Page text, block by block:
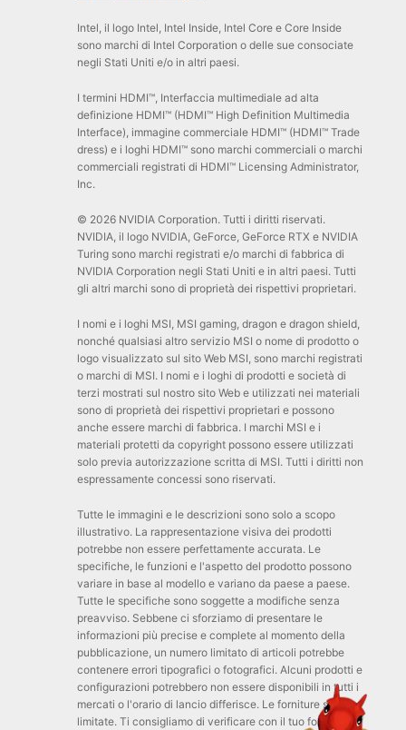
Intel, il logo Intel, Intel Inside, Intel Core e Core Inside
sono marchi di Intel Corporation o delle sue consociate
negli Stati Uniti e/o in altri paesi.
I termini HDMI™, Interfaccia multimediale ad alta
definizione HDMI™ (HDMI™ High Definition Multimedia
Interface), immagine commerciale HDMI™ (HDMI™ Trade
dress) e i loghi HDMI™ sono marchi commerciali o marchi
commerciali registrati di HDMI™ Licensing Administrator,
Inc.
© 2026 NVIDIA Corporation. Tutti i diritti riservati.
NVIDIA, il logo NVIDIA, GeForce, GeForce RTX e NVIDIA
Turing sono marchi registrati e/o marchi di fabbrica di
NVIDIA Corporation negli Stati Uniti e in altri paesi. Tutti
gli altri marchi sono di proprietà dei rispettivi proprietari.
I nomi e i loghi MSI, MSI gaming, dragon e dragon shield,
nonché qualsiasi altro servizio MSI o nome di prodotto o
logo visualizzato sul sito Web MSI, sono marchi registrati
o marchi di MSI. I nomi e i loghi di prodotti e società di
terzi mostrati sul nostro sito Web e utilizzati nei materiali
sono di proprietà dei rispettivi proprietari e possono
anche essere marchi di fabbrica. I marchi MSI e i
materiali protetti da copyright possono essere utilizzati
solo previa autorizzazione scritta di MSI. Tutti i diritti non
espressamente concessi sono riservati.
Tutte le immagini e le descrizioni sono solo a scopo
illustrativo. La rappresentazione visiva dei prodotti
potrebbe non essere perfettamente accurata. Le
specifiche, le funzioni e l'aspetto del prodotto possono
variare in base al modello e variano da paese a paese.
Tutte le specifiche sono soggette a modifiche senza
preavviso. Sebbene ci sforziamo di presentare le
informazioni più precise e complete al momento della
pubblicazione, un numero limitato di articoli potrebbe
contenere errori tipografici o fotografici. Alcuni prodotti e
configurazioni potrebbero non essere disponibili in tutti i
mercati o l'orario di lancio differisce. Le forniture sono
limitate. Ti consigliamo di verificare con il tuo fornitore